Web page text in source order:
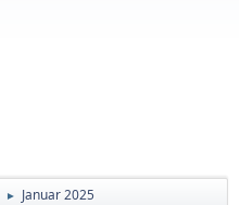
► Januar 2025